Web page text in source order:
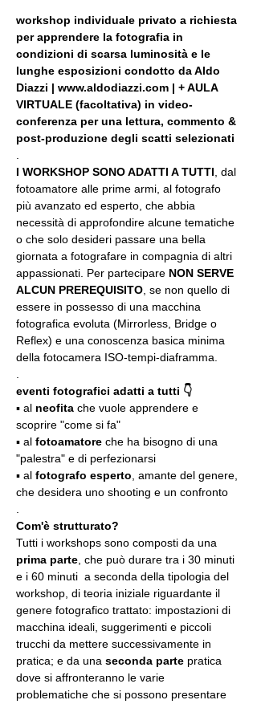
workshop individuale privato a richiesta
per apprendere la fotografia in
condizioni di scarsa luminosità e le
lunghe esposizioni condotto da Aldo
Diazzi | www.aldodiazzi.com | + AULA
VIRTUALE (facoltativa) in video-
conferenza per una lettura, commento &
post-produzione degli scatti selezionati
I WORKSHOP SONO ADATTI A TUTTI , dal
fotoamatore alle prime armi, al fotografo
più avanzato ed esperto, che abbia
necessità di approfondire alcune tematiche
o che solo desideri passare una bella
giornata a fotografare in compagnia di altri
appassionati. Per partecipare NON SERVE
ALCUN PREREQUISITO , se non quello di
essere in possesso di una macchina
fotografica evoluta (Mirrorless, Bridge o
Reflex) e una conoscenza basica minima
della fotocamera ISO-tempi-diaframma.
eventi fotografici adatti a tutti 👇
▪️ al neofita che vuole apprendere e
scoprire "come si fa"
▪️ al fotoamatore che ha bisogno di una
"palestra" e di perfezionarsi
▪️ al fotografo esperto , amante del genere,
che desidera uno shooting e un confronto
Com'è strutturato?
Tutti i workshops sono composti da una
prima parte , che può durare tra i 30 minuti
e i 60 minuti  a seconda della tipologia del
workshop, di teoria iniziale riguardante il
genere fotografico trattato: impostazioni di
macchina ideali, suggerimenti e piccoli
trucchi da mettere successivamente in
pratica; e da una seconda parte pratica
dove si affronteranno le varie
problematiche che si possono presentare